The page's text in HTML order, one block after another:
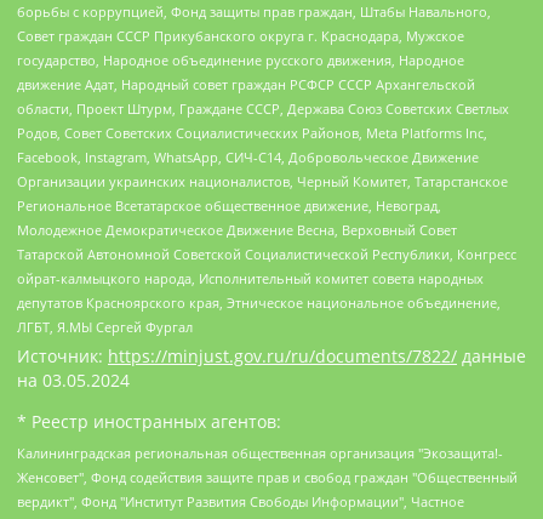
борьбы с коррупцией, Фонд защиты прав граждан, Штабы Навального,
Совет граждан СССР Прикубанского округа г. Краснодара, Мужское
государство, Народное объединение русского движения, Народное
движение Адат, Народный совет граждан РСФСР СССР Архангельской
области, Проект Штурм, Граждане СССР, Держава Союз Советских Светлых
Родов, Совет Советских Социалистических Районов, Meta Platforms Inc,
Facebook, Instagram, WhatsApp, СИЧ-С14, Добровольческое Движение
Организации украинских националистов, Черный Комитет, Татарстанское
Региональное Всетатарское общественное движение, Невоград,
Молодежное Демократическое Движение Весна, Верховный Совет
Татарской Автономной Советской Социалистической Республики, Конгресс
ойрат-калмыцкого народа, Исполнительный комитет совета народных
депутатов Красноярского края, Этническое национальное объединение,
ЛГБТ, Я.МЫ Сергей Фургал
Источник: https://minjust.gov.ru/ru/documents/7822/ данные
на 03.05.2024
* Реестр иностранных агентов:
Калининградская региональная общественная организация "Экозащита!-Женсовет", Фонд содействия защите прав и свобод граждан "Общественный вердикт", Фонд "Институт Развития Свободы Информации", Частное учреждение "Информационное агентство МЕМО. РУ", Региональная общественная организация "Общественная комиссия по сохранению наследия академика Сахарова", Фонд поддержки свободы прессы, Санкт-Петербургская общественная правозащитная организация "Гражданский контроль", Межрегиональная общественная организация "Информационно-просветительский центр "Мемориал", Региональный Фонд "Центр Защиты Прав Средств Массовой Информации", с 05.12.2023 Фонд "Центр Защиты Прав Средств массовой информации", Региональная общественная благотворительная организация помощи беженцам и мигрантам "Гражданское содействие", Негосударственное образовательное учреждение дополнительного профессионального образования (повышение квалификации) специалистов "АКАДЕМИЯ ПО ПРАВАМ ЧЕЛОВЕКА", Свердловская региональная общественная организация "Сутяжник", Автономная некоммерческая организация "Центр независимых социологических исследований", Союз общественных объединений "Российский исследовательский центр по правам человека", Региональное общественное учреждение научно-информационный центр "МЕМОРИАЛ", Некоммерческая организация "Фонд защиты гласности", Автономная некоммерческая организация "Институт прав человека", Городская общественная организация "Екатеринбургское общество "МЕМОРИАЛ", Городская общественная организация "Рязанское историко-просветительское и правозащитное общество "Мемориал" (Рязанский Мемориал), Челябинский региональный орган общественной самодеятельности – женское общественное объединение "Женщины Евразии", Челябинский региональный орган общественной самодеятельности "Уральская правозащитная группа", Фонд содействия защите здоровья и социальной справедливости имени Андрея Рылькова, Автономная Некоммерческая Организация "Аналитический Центр Юрия Левады", Автономная некоммерческая организация социальной поддержки населения "Проект Апрель", Региональная общественная организация помощи женщинам и детям, находящимся в кризисной ситуации "Информационно-методический центр "Анна", Фонд содействия развитию массовых коммуникаций и правовому просвещению "Так-так-Так", Фонд содействия устойчивому развитию "Серебряная тайга", Свердловский региональный общественный фонд социальных проектов "Новое время", "Idel.Реалии", Кавказ.Реалии, Крым.Реалии, Телеканал Настоящее Время, Татаро-башкирская служба Радио Свобода (Azatliq Radiosi), Радио Свободная Европа/Радио Свобода (PCE/PC), "Сибирь.Реалии", "Фактограф", Благотворительный фонд помощи осужденным и их семьям, Автономная некоммерческая организация "Институт глобализации и социальных движений", Фонд "В защиту прав заключенных", Частное учреждение "Центр поддержки и содействия развитию средств массовой информации", Пензенский региональный общественный благотворительный фонд "Гражданский союз", "Север.Реалии", Некоммерческая организация Фонд "Правовая инициатива", Общество с ограниченной ответственностью "Радио Свободная Европа/Радио Свобода", Чешское информационное агентство "MEDIUM-ORIENT", Красноярская региональная общественная организация "Мы против СПИДа", Камалягин Денис Николаевич, Маркелов Сергей Евгеньевич, Пономарев Лев Александрович, Савицкая Людмила Алексеевна, Автономная некоммерческая организация "Центр по работе с проблемой насилия "НАСИЛИЮ.НЕТ", Межрегиональный профессиональный союз работников здравоохранения "Альянс врачей", Юридическое лицо, зарегистрированное в Латвийской Республике, SIA "Medusa Project" (регистрационный номер 40103797863, дата регистрации 10.06.2014), Некоммерческая организация "Фонд по борьбе с коррупцией", Автономная некоммерческая организация "Институт права и публичной политики", Баданин Роман Сергеевич, Гликин Максим Александрович, Железнова Мария Михайловна, Лукьянова Юлия Сергеевна, Маетная Елизавета Витальевна, Маняхин Петр Борисович, Чуракова Ольга Владимировна, Ярош Юлия Петровна, Юридическое лицо "The Insider SIA", зарегистрированное в Риге, Латвийская Республика (дата регистрации 26.06.2015), являющееся администратором доменного имени интернет-издания "The Insider SIA", https://theins.ru, Постернак Алексей Евгеньевич, Рубин Михаил Аркадьевич, Анин Роман Александрович, Юридическое лицо Istories fonds, зарегистрированное в Латвийской Республике (регистрационный номер 50008295751, дата регистрации 24.02.2020), Великовский Дмитрий Александрович, Долинина Ирина Николаевна, Мароховская Алеся Алексеевна, Шлейнов Роман Юрьевич, Шмагун Олеся Валентиновна, Общество с ограниченной ответственностью "Альтаир 2021", Общество с ограниченной ответственностью "Вега 2021", Общество с ограниченной ответственностью "Главный редактор 2021", Общество с ограниченной ответственностью "Ромашки монолит", Важенков Артем Валерьевич, Ивановская областная общественная организация "Центр гендерных исследований", Гурман Юрий Альбертович, Медиапроект "ОВД-Инфо", Егоров Владимир Владимирович, Жилинский Владимир Александрович, Общество с ограниченной ответственностью "ЗП", Иванова София Юрьевна, Карезина Инна Павловна, Кильтау Екатерина Викторовна, Петров Алексей Викторович, Пискунов Сергей Евгеньевич, Смирнов Сергей Сергеевич, Тихонов Михаил Сергеевич, Общество с ограниченной ответственностью "ЖУРНАЛИСТ-ИНОСТРАННЫЙ АГЕНТ", Арапова Галина Юрьевна, Вольтская Татьяна Анатольевна, Американская компания "Mason G.E.S. Anonymous Foundation" (США), являющаяся владельцем интернет-издания https://mnews.world/, Компания "Stichting Bellingcat", зарегистрированная в Нидерландах (дата регистрации 11.07.2018), Захаров Андрей Вячеславович, Клепиковская Екатерина Дмитриевна, Общество с ограниченной ответственностью "МЕМО", Перл Роман Александрович, Симонов Евгений Алексеевич, Соловьева Елена Анатольевна, Сотников Даниил Владимирович, Сурначева Елизавета Дмитриевна, Автономная некоммерческая организация по защите прав человека и информированию населения "Якутия – Наше Мнение", Общество с ограниченной ответственностью "Москоу диджитал медиа", с 26.01.2023 Общество с ограниченной ответственностью "Чайка Белые сады", Ветошкина Валерия Валерьевна, Заговора Максим Александрович, Межрегиональное общественное движение "Российская ЛГБТ - сеть", Оленичев Максим Владимирович, Павлов Иван Юрьевич, Скворцова Елена Сергеевна, Общество с ограниченной ответственностью "Как бы инагент", Кочетков Игорь Викторович, Общество с ограниченной ответственностью "Честные выборы", Еланчик Олег Александрович, Общество с ограниченной ответственностью "Нобелевский призыв", Гималова Регина Эмилевна, Григорьев Андрей Валерьевич, Григорьева Алина Александровна, Ассоциация по содействию защите прав призывников, альтернативнослужащих и военнослужащих "Правозащитная группа "Гражданин.Армия.Право", Хисамова Регина Фаритовна, Автономная некоммерческая организация по реализации социально-правовых программ "Лилит", Дальневосточное общественное движение "Маяк", Санкт-Петербургская ЛГБТ-инициативная группа "Выход", Инициативная группа ЛГБТ+ "Реверс", Алексеев Андрей Викторович, Бекбулатова Таисия Львовна, Беляев Иван Михайлович, Владыкина Елена Сергеевна, Гельман Марат Александрович, Никульшина Вероника Юрьевна, Толоконникова Надежда Андреевна, Шендерович Виктор Анатольевич, Общество с ограниченной ответственностью "Данное сообщение", Общество с ограниченной ответственностью Издательский дом "Новая глава", Айнбиндер Александра Александровна, Московский комьюнити-центр для ЛГБТ+инициатив, Благотворительный фонд развития филантропии, Deutsche Welle (Германия, Kurt-Schumacher-Strasse 3, 53113 Bonn), Борзунова Мария Михайловна, Воробьев Виктор Викторович, Голубева Анна Львовна, Константинова Алла Михайловна, Малкова Ирина Владимировна, Мурадов Мурад Абдулгалимович, Осетинская Елизавета Николаевна, Понасенков Евгений Николаевич, Ганапольский Матвей Юрьевич, Киселев Евгений Алексеевич, Борухович Ирина Григорьевна, Дремин Иван Тимофеевич, Дубровский Дмитрий Викторович, Красноярская региональная общественная организация поддержки и развития альтернативных образовательных технологий и межкультурных коммуникаций "ИНТЕРРА", Маяковская Екатерина Алексеевна, Фейгин Марк Захарович, Филимонов Андрей Викторович, Дзугкоева Регина Николаевна, Доброхотов Роман Александрович, Дудь Юрий Александрович, Елкин Сергей Владимирович, Кругликов Кирилл Игоревич, Сабунаева Мария Леонидовна, Семенов Алексей Владимирович, Шаинян Карен Багратович, Шульман Екатерина Михайловна, Асафьев Артур Валерьевич, Вахштайн Виктор Семенович, Венедиктов Алексей Алексеевич, Лушникова Екатерина Евгеньевна, Волков Леонид Михайлович, Невзоров Александр Глебович, Пархоменко Сергей Борисович, Сироткин Ярослав Николаевич, Кара-Мурза Владимир Владимирович, Баранова Наталья Владимировна, Гозман Леонид Яковлевич, Кагарлицкий Борис Юльевич, Климарев Михаил Валерьевич, Милов Владимир Станиславович, Автономная некоммерческая организация Краснодарский центр современного искусства "Типография", Моргенштерн Алишер Тагирович, Соболь Любовь Эдуардовна, Общество с ограниченной ответственностью "ЛИЗА НОРМ", Каспаров Гарри Кимович, Ходорковский Михаил Борисович, Общество с ограниченной ответственностью "Апрельские тезисы", Данилович Ирина Брониславовна, Кашин Олег Владимирович, Петров Николай Владимирович, Пивоваров Алексей Владимирович, Соколов Михаил Владимирович, Цветкова Юлия Владимировна, Чичваркин Евгений Александрович, Комитет против пыток/Команда против пыток, Общество с ограниченной ответственностью "Первый научный", Общество с ограниченной ответственностью "Вертолет и ко", Белоцерковская Вероника Борисовна, Кац Максим Евгеньевич, Лазарева Татьяна Юрьевна, Шаведдинов Руслан Табризович, Яшин Илья Валерьевич, Общество с ограниченной ответственностью "Иноагент ААВ", Алешковский Дмитрий Петрович, Альбац Евгения Марковна, Быков Дмитрий Львович, Галямина Юлия Евгеньевна, Лойко Сергей Леонидович, Мартынов Кирилл Константинович, Медведев Сергей Александрович, Крашенинников Федор Геннадиевич, Гордеева Катерина Вл